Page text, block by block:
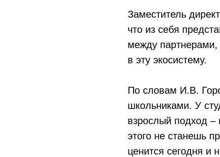
Заместитель
что из себя
между партнерами,
в эту экосистему.
По словам И.В.
школьниками. У
взрослый подход –
этого не станешь
ценится сегодня и